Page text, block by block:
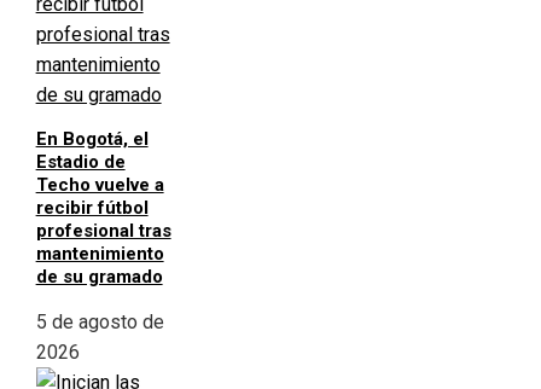
En Bogotá, el
Estadio de
Techo vuelve a
recibir fútbol
profesional tras
mantenimiento
de su gramado
5 de agosto de
2026